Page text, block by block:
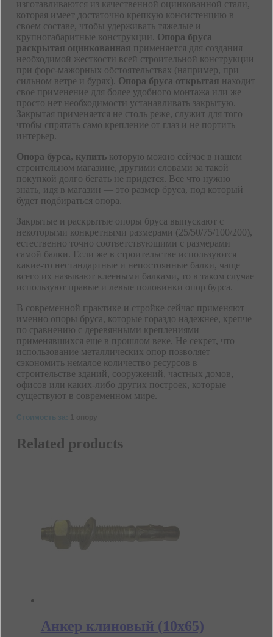
изготавливаются из качественной оцинкованной стали,
которая имеет достаточно крепкую консистенцию в
своем составе, чтобы удерживать тяжелые и
крупногабаритные конструкции. Опора бруса
раскрытая оцинкованная применяется для создания
необходимой жесткости всей строительной конструкции
при форс-мажорных обстоятельствах (например, при
сильном ветре и бурях). Опора бруса открытая находит
свое применение для более удобного монтажа или же
просто нет необходимости устанавливать закрытую.
Закрытая применяется не столь реже, служит для того
чтобы спрятать само крепление от глаз и не портить
интерьер.
Опора бурса, купитькоторую можно сейчас в нашем
строительном магазине, другими словами за такой
покупкой долго бегать не придется. Все что нужно
знать, идя в магазин — это размер бруса, под который
будет подбираться опора.
Закрытые и раскрытые опоры бруса выпускают с
некоторыми конкретными размерами (25/50/75/100/200),
естественно точно соответствующими с размерами
самой балки. Если же в строительстве используются
какие-то нестандартные и непостоянные балки, чаще
всего их называют клееными балками, то в таком случае
используют правые и левые половинки опор бурса.
В современной практике и стройке сейчас применяют
именно опоры бруса, которые гораздо надежнее, крепче
по сравнению с деревянными креплениями
применявшихся еще в прошлом веке. Не секрет, что
использование металлических опор позволяет
сэкономить немалое количество ресурсов в
строительстве зданий, сооружений, частных домов,
офисов или каких-либо других построек, которые
существуют в современном мире.
Стоимость за:
Related products
Анкер клиновый (10х65)